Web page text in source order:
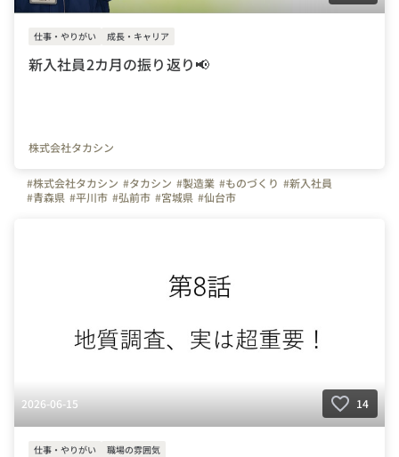
仕事・やりがい 成長・キャリア
新入社員2カ月の振り返り📢
株式会社タカシン
#株式会社タカシン #タカシン #製造業 #ものづくり #新入社員
#青森県 #平川市 #弘前市 #宮城県 #仙台市
2026-06-15 14
仕事・やりがい 職場の雰囲気